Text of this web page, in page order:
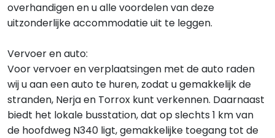
overhandigen en u alle voordelen van deze
uitzonderlijke accommodatie uit te leggen.
Vervoer en auto:
Voor vervoer en verplaatsingen met de auto raden
wij u aan een auto te huren, zodat u gemakkelijk de
stranden, Nerja en Torrox kunt verkennen. Daarnaast
biedt het lokale busstation, dat op slechts 1 km van
de hoofdweg N340 ligt, gemakkelijke toegang tot de